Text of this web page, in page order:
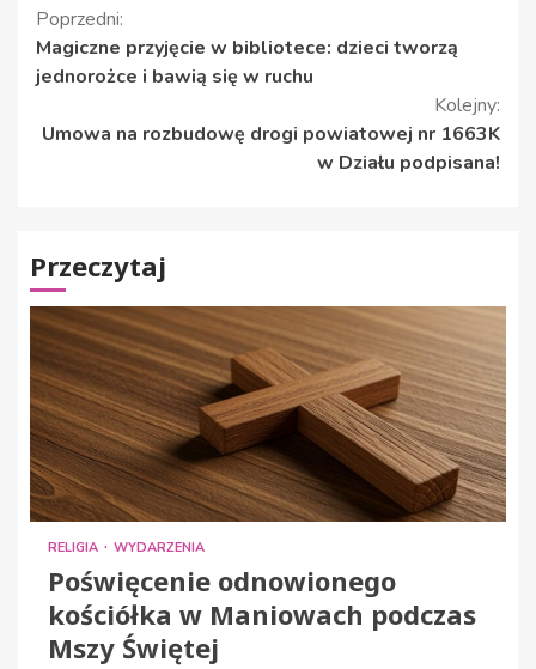
Kontynuuj
czytanie
Poprzedni:
Magiczne przyjęcie w bibliotece: dzieci tworzą
jednorożce i bawią się w ruchu
Kolejny:
Umowa na rozbudowę drogi powiatowej nr 1663K
w Działu podpisana!
Przeczytaj
RELIGIA WYDARZENIA
Poświęcenie odnowionego
kościółka w Maniowach podczas
Mszy Świętej